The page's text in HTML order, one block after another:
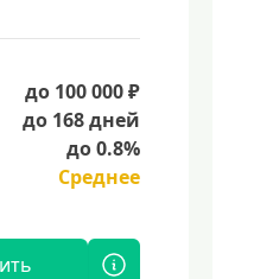
до 100 000 ₽
до 168 дней
до 0.8%
Среднее